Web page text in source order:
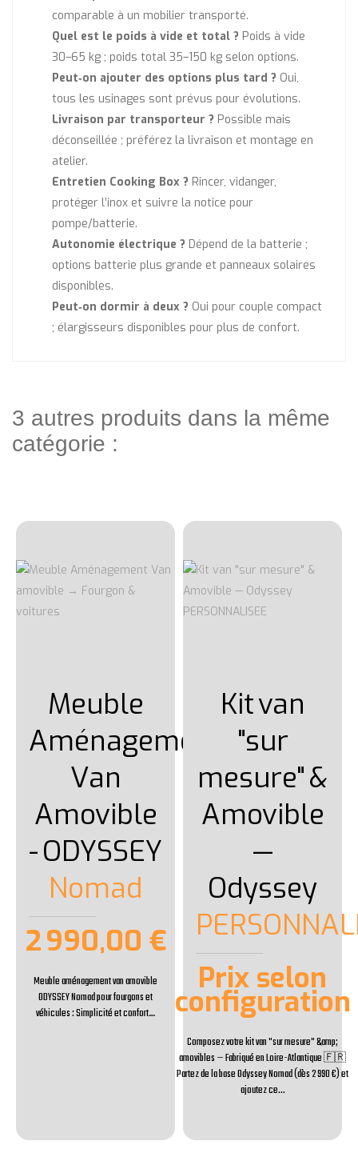
comparable à un mobilier transporté.
Quel est le poids à vide et total ? Poids à vide
30–65 kg ; poids total 35–150 kg selon options.
Peut‑on ajouter des options plus tard ? Oui,
tous les usinages sont prévus pour évolutions.
Livraison par transporteur ? Possible mais
déconseillée ; préférez la livraison et montage en
atelier.
Entretien Cooking Box ? Rincer, vidanger,
protéger l’inox et suivre la notice pour
pompe/batterie.
Autonomie électrique ? Dépend de la batterie ;
options batterie plus grande et panneaux solaires
disponibles.
Peut‑on dormir à deux ? Oui pour couple compact
; élargisseurs disponibles pour plus de confort.
3 autres produits dans la même
catégorie :
Meuble
Aménagement
Van
Amovible
-ODYSSEY
Nomad
2 990,00 €
Meuble aménagement van amovible
ODYSSEY Nomad pour fourgons et
véhicules : Simplicité et confort…
Kitvan
"sur
mesure"&
Amovible
—
Odyssey
Prix selon
configuration
Composez votre kit van "sur mesure" &amp;
amovibles — Fabriqué en Loire-Atlantique 🇫🇷
Partez de la base Odyssey Nomad (dès 2 990 €) et
ajoutez ce...